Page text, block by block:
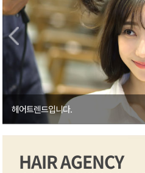
헤어트렌드입니다.
HAIR AGENCY